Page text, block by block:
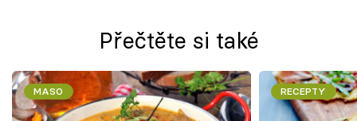
Přečtěte si také
MASO RECEPTY